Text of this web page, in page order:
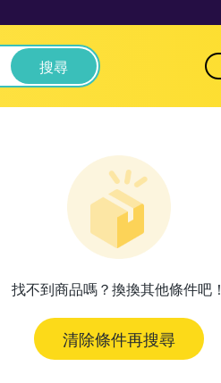
搜尋
找不到商品嗎？換換其他條件吧！
清除條件再搜尋